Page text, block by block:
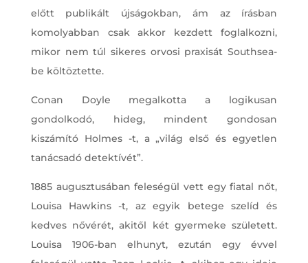
előtt publikált újságokban, ám az írásban
komolyabban csak akkor kezdett foglalkozni,
mikor nem túl sikeres orvosi praxisát Southsea-
be költöztette.
Conan Doyle megalkotta a logikusan
gondolkodó, hideg, mindent gondosan
kiszámító Holmes -t, a „világ első és egyetlen
tanácsadó detektívét”.
1885 augusztusában feleségül vett egy fiatal nőt,
Louisa Hawkins -t, az egyik betege szelíd és
kedves nővérét, akitől két gyermeke született.
Louisa 1906-ban elhunyt, ezután egy évvel